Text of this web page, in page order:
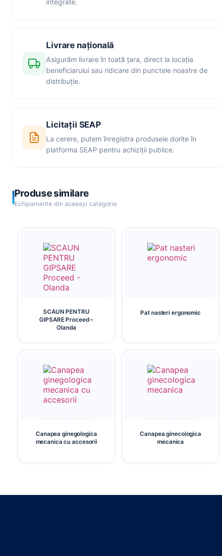
Livrare națională
Asigurăm livrare în toată țara, direct la locația
beneficiarului sau ridicare din punctele noastre de
distribuție.
Licitații SEAP
La cerere, putem înregistra produsele dorite în
platforma SEAP pentru achiziții publice.
Produse similare
Echipamente din aceeași categorie
SCAUN PENTRU
GIPSARE Proceed –
Olanda
Pat nasteri ergonomic
Canapea ginegologica
mecanica cu accesorii
Canapea ginecologica
mecanica